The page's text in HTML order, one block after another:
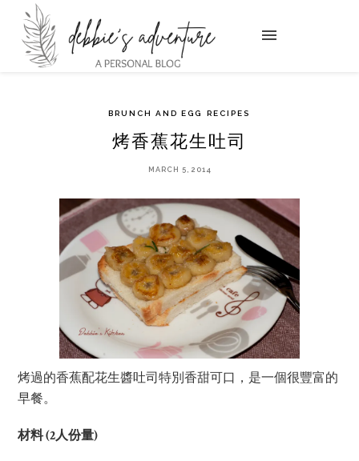
BRUNCH AND EGG RECIPES
烤香蕉花生吐司
MARCH 5, 2014
烤過的香蕉配花生醬吐司特別香甜可口，是一個很豐富的
早餐。
材料 (2人份量)